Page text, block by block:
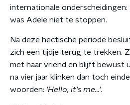
internationale
was Adele niet te stoppen.
Na deze hectische periode
zich een tijdje terug te trekken.
met haar vriend en blijft bewust
na vier jaar klinken dan toch
woorden: 'Hello, it's me...'.